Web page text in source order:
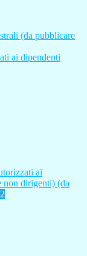
(da pubblicare
ai dipendenti
ai
non dirigenti) (da
2